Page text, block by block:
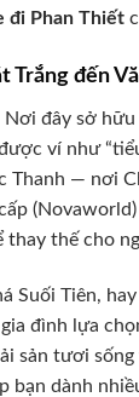
đi Phan Thiết
đến
đây sở
ví như
— nơi
thay thế cho
Suối Tiên,
đình lựa
sản tươi sống
bạn dành